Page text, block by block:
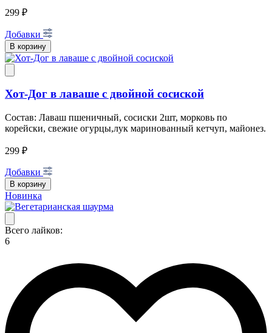
299 ₽
Добавки
В корзину
Хот-Дог в лаваше с двойной сосиской
Состав: Лаваш пшеничный, сосиски 2шт, морковь по
корейски, свежие огурцы,лук маринованный кетчуп, майонез.
299 ₽
Добавки
В корзину
Новинка
Всего лайков:
6